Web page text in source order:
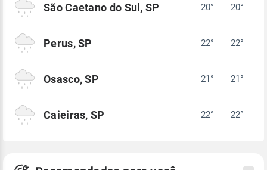
São Caetano do Sul, SP 20° 20°
Perus, SP 22° 22°
Osasco, SP 21° 21°
Caieiras, SP 22° 22°